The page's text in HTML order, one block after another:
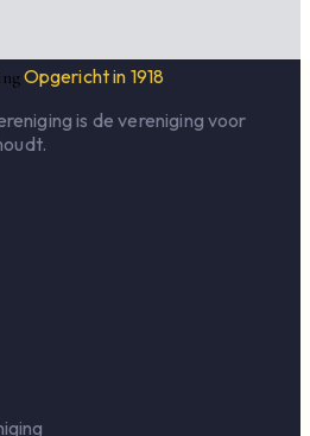
Opgericht in 1918
is de vereniging voor